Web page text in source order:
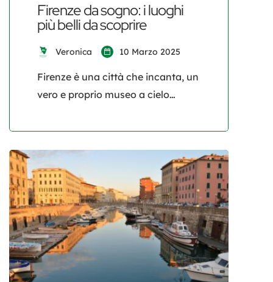
Firenze da sogno: i luoghi
più belli da scoprire
Veronica 10 Marzo 2025
Firenze è una città che incanta, un
vero e proprio museo a cielo
tradizione si fondono in
un’atmosfera unica. Passeggiare
tra le sue strade significa
immergersi nel cuore del
Rinascimento, ammirando
capolavori architettonici e scorci
mozzafiato che lasciano senza
fiato. Se stai pianificando un
viaggio nella culla dell’arte